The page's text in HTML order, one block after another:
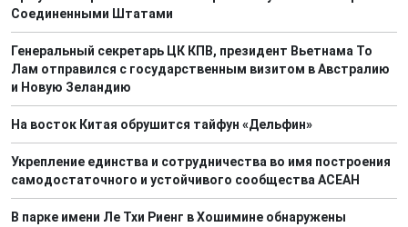
Соединенными Штатами
Генеральный секретарь ЦК КПВ, президент Вьетнама То
Лам отправился с государственным визитом в Австралию
и Новую Зеландию
На восток Китая обрушится тайфун «Дельфин»
Укрепление единства и сотрудничества во имя построения
самодостаточного и устойчивого сообщества АСЕАН
В парке имени Ле Тхи Риенг в Хошимине обнаружены